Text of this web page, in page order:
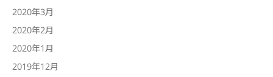
2020年3月
2020年2月
2020年1月
2019年12月